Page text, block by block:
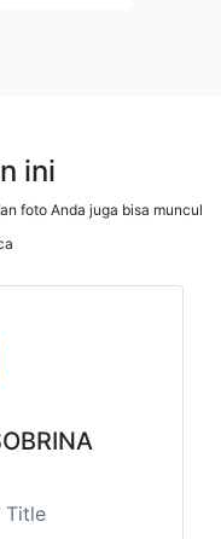
ini
foto Anda juga bisa muncul
Title